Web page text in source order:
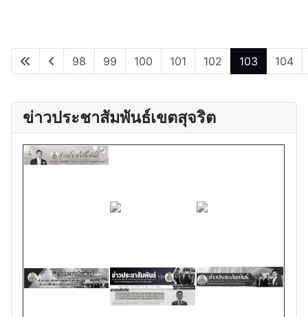
หน้า 103 จาก 109
98 99 100 101 102 103 104
ข่าวประชาสัมพันธ์เขตสุจริต